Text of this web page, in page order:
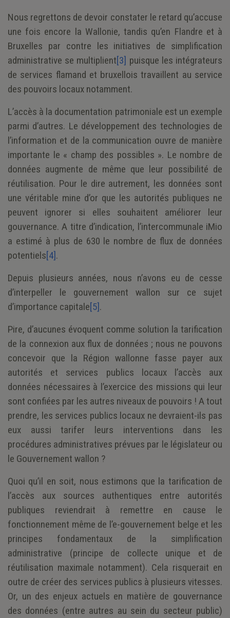
Nous regrettons de devoir constater le retard qu’accuse
une fois encore la Wallonie, tandis qu’en Flandre et à
Bruxelles par contre les initiatives de simplification
administrative se multiplient[3] puisque les intégrateurs
de services flamand et bruxellois travaillent au service
des pouvoirs locaux notamment.
L’accès à la documentation patrimoniale est un exemple
parmi d’autres. Le développement des technologies de
l’information et de la communication ouvre de manière
importante le « champ des possibles ». Le nombre de
données augmente de même que leur possibilité de
réutilisation. Pour le dire autrement, les données sont
une véritable mine d’or que les autorités publiques ne
peuvent ignorer si elles souhaitent améliorer leur
gouvernance. A titre d’indication, l’intercommunale iMio
a estimé à plus de 630 le nombre de flux de données
potentiels[4].
Depuis plusieurs années, nous n’avons eu de cesse
d’interpeller le gouvernement wallon sur ce sujet
d’importance capitale[5].
Pire, d’aucunes évoquent comme solution la tarification
de la connexion aux flux de données ; nous ne pouvons
concevoir que la Région wallonne fasse payer aux
autorités et services publics locaux l’accès aux
données nécessaires à l’exercice des missions qui leur
sont confiées par les autres niveaux de pouvoirs ! A tout
prendre, les services publics locaux ne devraient-ils pas
eux aussi tarifer leurs interventions dans les
procédures administratives prévues par le législateur ou
le Gouvernement wallon ?
Quoi qu’il en soit, nous estimons que la tarification de
l’accès aux sources authentiques entre autorités
publiques reviendrait à remettre en cause le
fonctionnement même de l’e-gouvernement belge et les
principes fondamentaux de la simplification
administrative (principe de collecte unique et de
réutilisation maximale notamment). Cela risquerait en
outre de créer des services publics à plusieurs vitesses.
Or, un des enjeux actuels en matière de gouvernance
des données (entre autres au sein du secteur public)